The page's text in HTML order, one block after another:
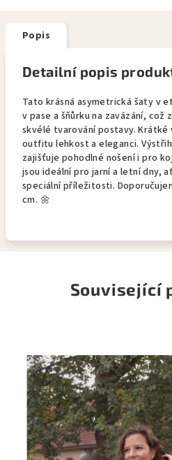
Popis
Detailní popis
Tato krásná asymetrická šaty v
v pase a šňůrku na zavázání, což
skvélé tvarování postavy.
outfitu lehkost a eleganci.
zajišťuje pohodlné nošení i pro
jsou ideální pro jarní a letní dny,
speciální příležitosti.
cm. 🌼
Související